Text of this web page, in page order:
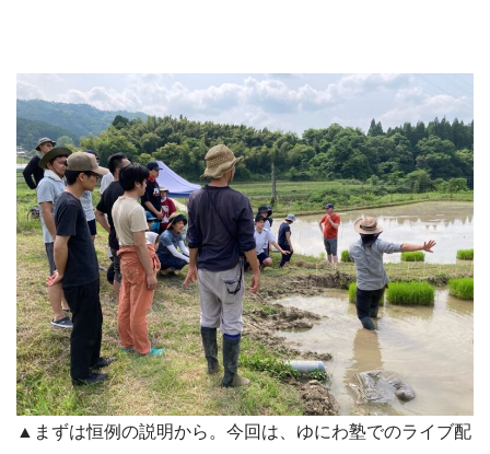
▲まずは恒例の説明から。今回は、ゆにわ塾でのライブ配